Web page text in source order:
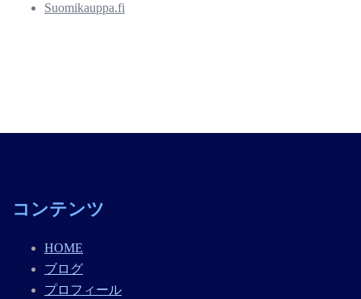
Suomikauppa.fi
コンテンツ
HOME
ブログ
プロフィール